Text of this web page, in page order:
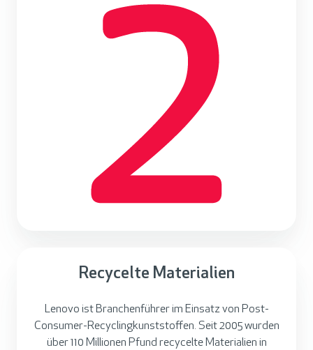
Recycelte Materialien
Lenovo ist Branchenführer im Einsatz von Post-
Consumer-Recyclingkunststoffen. Seit 2005 wurden
über 110 Millionen Pfund recycelte Materialien in